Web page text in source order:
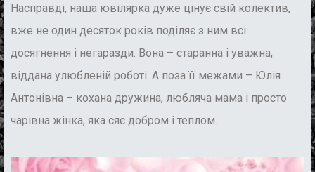
Насправді, наша ювілярка дуже цінує свій колектив,
вже не один десяток років поділяє з ним всі
досягнення і негаразди. Вона – старанна і уважна,
віддана улюбленій роботі. А поза її межами – Юлія
Антонівна – кохана дружина, любляча мама і просто
чарівна жінка, яка сяє добром і теплом.